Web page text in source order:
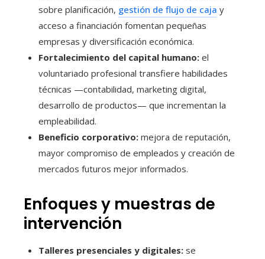
sobre planificación, gestión de flujo de caja y
acceso a financiación fomentan pequeñas
empresas y diversificación económica.
Fortalecimiento del capital humano: el
voluntariado profesional transfiere habilidades
técnicas —contabilidad, marketing digital,
desarrollo de productos— que incrementan la
empleabilidad.
Beneficio corporativo: mejora de reputación,
mayor compromiso de empleados y creación de
mercados futuros mejor informados.
Enfoques y muestras de
intervención
Talleres presenciales y digitales: se